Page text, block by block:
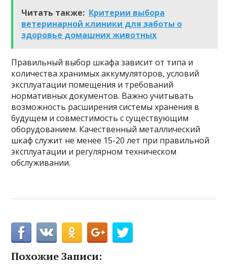
Читать также: Критерии выбора
ветеринарной клиники для заботы о
здоровье домашних животных
Правильный выбор шкафа зависит от типа и
количества хранимых аккумуляторов, условий
эксплуатации помещения и требований
нормативных документов. Важно учитывать
возможность расширения системы хранения в
будущем и совместимость с существующим
оборудованием. Качественный металлический
шкаф служит не менее 15-20 лет при правильной
эксплуатации и регулярном техническом
обслуживании.
Похожие Записи: